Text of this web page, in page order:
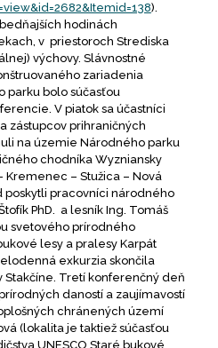
).
hodinách
v priestoroch Strediska
výchovy. Slávnostné
zariadenia
parku bolo súčasťou
V piatok sa účastníci
zástupcov prihraničných
na územie Národného parku
chodníka Wyzniansky
Kremenec – Stužica – Nová
poskytli pracovníci národného
PhD. a lesník Ing. Tomáš
svetového prírodného
lesy a pralesy Karpát
exkurzia skončila
Tretí konferenčný deň
daností a zaujímavostí
chránených území
(lokalita je taktiež súčasťou
UNESCO Staré bukové